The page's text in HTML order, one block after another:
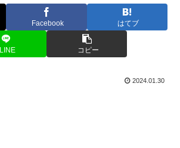
Facebook はてブ
LINE コピー
2024.01.30